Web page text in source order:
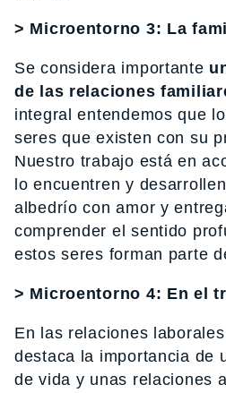
> Microentorno 3: La
Se considera importante
de las relaciones
integral entendemos que
seres que existen con su
Nuestro trabajo está en
lo encuentren y
albedrío con amor y
comprender el sentido
estos seres forman parte
> Microentorno 4: En el
En las relaciones
destaca la importancia de
de vida y unas relaciones